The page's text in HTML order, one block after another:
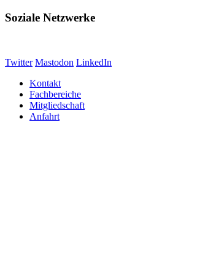
Soziale Netzwerke
Twitter Mastodon LinkedIn
Kontakt
Fachbereiche
Mitgliedschaft
Anfahrt